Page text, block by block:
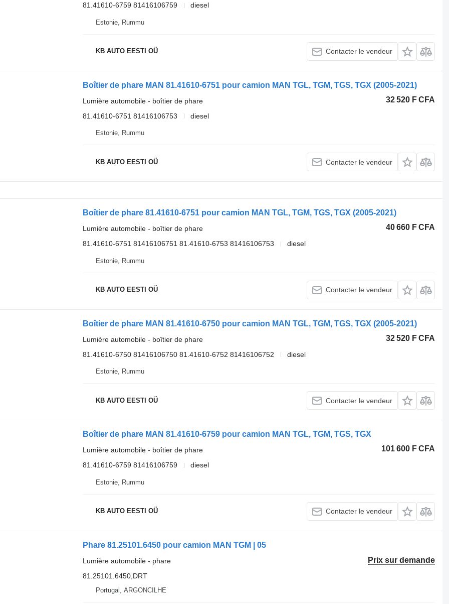
81.41610-6759 81416106759
diesel
Estonie, Rummu
KB AUTO EESTI OÜ Contacter le vendeur
Boîtier de phare MAN 81.41610-6751 pour camion MAN TGL, TGM, TGS, TGX (2005-2021)
32 520 F CFA
Lumière automobile - boîtier de phare
81.41610-6751 81416106753
diesel
Estonie, Rummu
KB AUTO EESTI OÜ Contacter le vendeur
Boîtier de phare 81.41610-6751 pour camion MAN TGL, TGM, TGS, TGX (2005-2021)
40 660 F CFA
Lumière automobile - boîtier de phare
81.41610-6751 81416106751 81.41610-6753 81416106753
diesel
Estonie, Rummu
KB AUTO EESTI OÜ Contacter le vendeur
Boîtier de phare MAN 81.41610-6750 pour camion MAN TGL, TGM, TGS, TGX (2005-2021)
32 520 F CFA
Lumière automobile - boîtier de phare
81.41610-6750 81416106750 81.41610-6752 81416106752
diesel
Estonie, Rummu
KB AUTO EESTI OÜ Contacter le vendeur
Boîtier de phare MAN 81.41610-6759 pour camion MAN TGL, TGM, TGS, TGX
101 600 F CFA
Lumière automobile - boîtier de phare
81.41610-6759 81416106759
diesel
Estonie, Rummu
KB AUTO EESTI OÜ Contacter le vendeur
Phare 81.25101.6450 pour camion MAN TGM | 05
Prix sur demande
Lumière automobile - phare
81.25101.6450,DRT
Portugal, ARGONCILHE